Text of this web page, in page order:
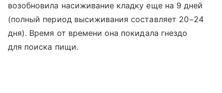
возобновила насиживание кладку еще на 9 дней
(полный период высиживания составляет 20−24
дня). Время от времени она покидала гнездо
для поиска пищи.